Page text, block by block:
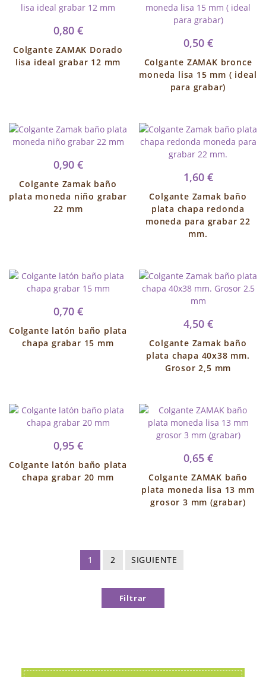
0,80 €
Colgante ZAMAK Dorado
lisa ideal grabar 12 mm
0,50 €
Colgante ZAMAK bronce
moneda lisa 15 mm ( ideal
para grabar)
0,90 €
Colgante Zamak baño
plata moneda niño grabar
22 mm
1,60 €
Colgante Zamak baño
plata chapa redonda
moneda para grabar 22
mm.
0,70 €
Colgante latón baño plata
chapa grabar 15 mm
4,50 €
Colgante Zamak baño
plata chapa 40x38 mm.
Grosor 2,5 mm
0,95 €
Colgante latón baño plata
chapa grabar 20 mm
0,65 €
Colgante ZAMAK baño
plata moneda lisa 13 mm
grosor 3 mm (grabar)
1 2 SIGUIENTE
Filtrar